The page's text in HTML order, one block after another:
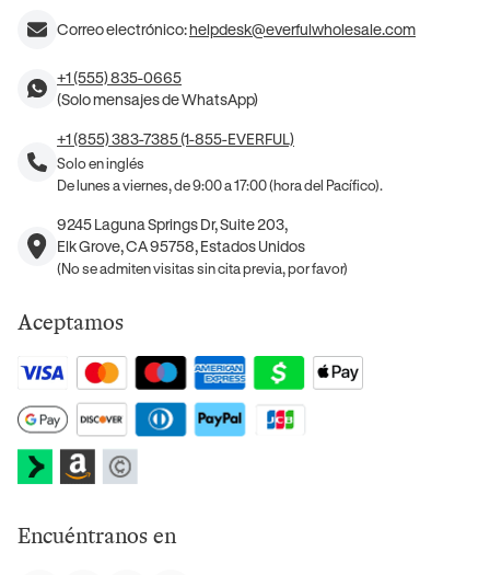
Correo electrónico:helpdesk@everfulwholesale.com
+1 (555) 835-0665
(Solo mensajes de WhatsApp)
+1 (855) 383-7385 (1-855-EVERFUL)
Solo en inglés
De lunes a viernes, de 9:00 a 17:00 (hora del Pacífico).
9245 Laguna Springs Dr, Suite 203,
Elk Grove, CA 95758, Estados Unidos
(No se admiten visitas sin cita previa, por favor)
Aceptamos
Encuéntranos en